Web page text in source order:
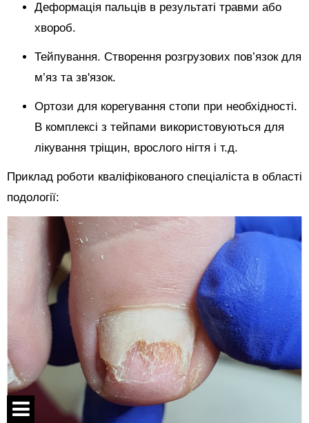
Деформація пальців в результаті травми або
хвороб.
Тейпування. Створення розгрузових пов’язок для
м’яз та зв'язок.
Ортози для корегування стопи при необхідності.
В комплексі з тейпами використовуються для
лікування тріщин, врослого нігтя і т.д.
Приклад роботи кваліфікованого спеціаліста в області
подології: